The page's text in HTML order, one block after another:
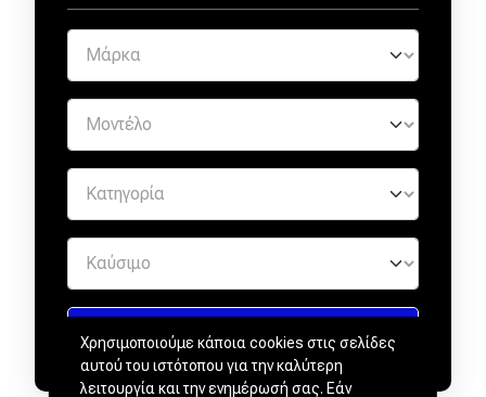
Χρησιμοποιούμε κάποια cookies στις σελίδες
αυτού του ιστότοπου για την καλύτερη
λειτουργία και την ενημέρωσή σας. Εάν